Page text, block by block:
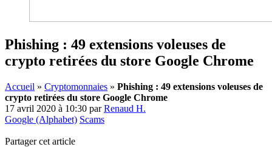
Phishing : 49 extensions voleuses de
crypto retirées du store Google Chrome
Accueil » Cryptomonnaies » Phishing : 49 extensions voleuses de
crypto retirées du store Google Chrome
17 avril 2020 à 10:30 parRenaud H.
Google (Alphabet) Scams
Partager cet article